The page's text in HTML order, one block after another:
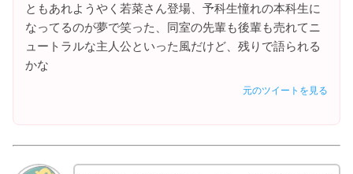
ともあれようやく若菜さん登場、予科生憧れの本科生に
なってるのが夢で笑った、同室の先輩も後輩も売れてニ
ュートラルな主人公といった風だけど、残りで語られる
かな
元のツイートを見る